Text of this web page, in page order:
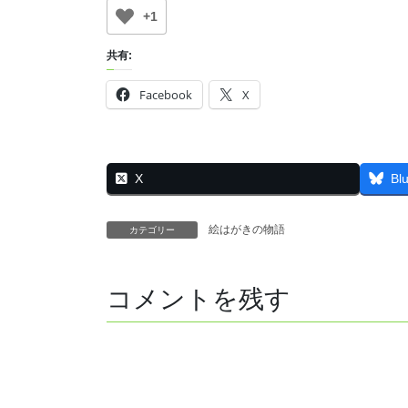
+1
共有:
Facebook X
X
カテゴリー 絵はがきの物語
コメントを残す